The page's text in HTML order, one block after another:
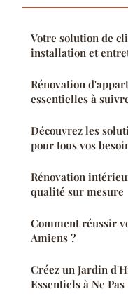
Votre solution de
installation et
Rénovation
essentielles à
Découvrez les
pour tous vos
Rénovation
qualité sur mesure
Comment réussir
Amiens ?
Créez un Jardin
Essentiels à Ne